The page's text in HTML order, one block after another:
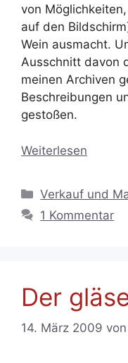
von
auf den
Wein ausmacht.
Ausschnitt davon
meinen Archiven
Beschreibungen
gestoßen.
Weiterlesen
Kategorien
Verkauf und
1 Kommentar
Der
14. März 2009 von